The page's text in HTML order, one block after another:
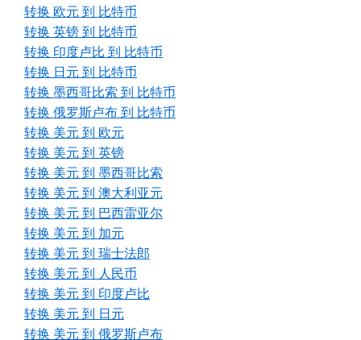
转换 欧元 到 比特币
转换 英镑 到 比特币
转换 印度卢比 到 比特币
转换 日元 到 比特币
转换 墨西哥比索 到 比特币
转换 俄罗斯卢布 到 比特币
转换 美元 到 欧元
转换 美元 到 英镑
转换 美元 到 墨西哥比索
转换 美元 到 澳大利亚元
转换 美元 到 巴西雷亚尔
转换 美元 到 加元
转换 美元 到 瑞士法郎
转换 美元 到 人民币
转换 美元 到 印度卢比
转换 美元 到 日元
转换 美元 到 俄罗斯卢布